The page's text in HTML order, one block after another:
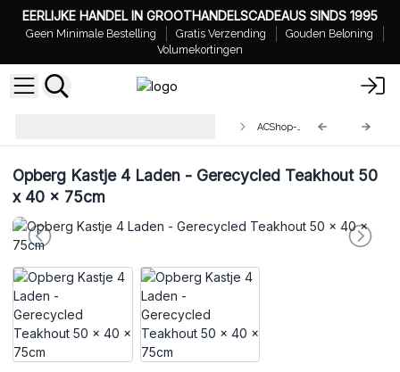
EERLIJKE HANDEL IN GROOTHANDELSCADEAUS SINDS 1995
Geen Minimale Bestelling Gratis Verzending
Gouden Beloning
Volumekortingen
ACShop-12
Opberg Kastje 4 Laden - Gerecycled Teakhout 50
x 40 x 75cm